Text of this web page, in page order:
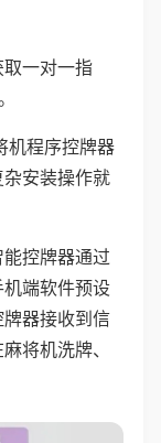
一对一指
机程序控牌器
安装操作就
控牌器通过
端软件预设
器接收到信
将机洗牌、